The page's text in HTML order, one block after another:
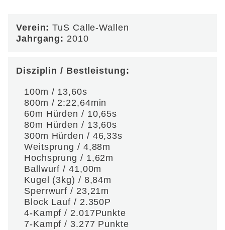
Verein: TuS Calle-Wallen
Jahrgang: 2010
Disziplin / Bestleistung:
100m / 13,60s
800m / 2:22,64min
60m Hürden / 10,65s
80m Hürden / 13,60s
300m Hürden / 46,33s
Weitsprung / 4,88m
Hochsprung / 1,62m
Ballwurf / 41,00m
Kugel (3kg) / 8,84m
Sperrwurf / 23,21m
Block Lauf / 2.350P
4-Kampf / 2.017Punkte
7-Kampf / 3.277 Punkte